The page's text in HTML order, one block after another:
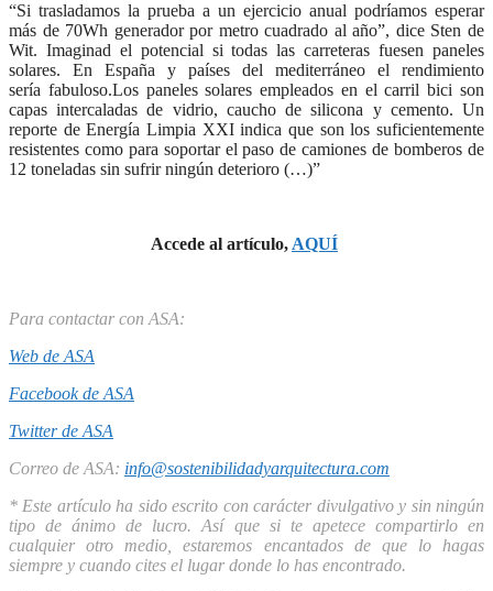
“Si trasladamos la prueba a un ejercicio anual podríamos esperar
más de 70Wh generador por metro cuadrado al año”, dice Sten de
Wit. Imaginad el potencial si todas las carreteras fuesen paneles
solares. En España y países del mediterráneo el rendimiento
sería fabuloso.Los paneles solares empleados en el carril bici son
capas intercaladas de vidrio, caucho de silicona y cemento. Un
reporte de Energía Limpia XXI indica que son los suficientemente
resistentes como para soportar el paso de camiones de bomberos de
12 toneladas sin sufrir ningún deterioro (…)”
Accede al artículo, AQUÍ
Para contactar con ASA:
Web de ASA
Facebook de ASA
Twitter de ASA
Correo de ASA: info@sostenibilidadyarquitectura.com
* Este artículo ha sido escrito con carácter divulgativo y sin ningún
tipo de ánimo de lucro. Así que si te apetece compartirlo en
cualquier otro medio, estaremos encantados de que lo hagas
siempre y cuando cites el lugar donde lo has encontrado.